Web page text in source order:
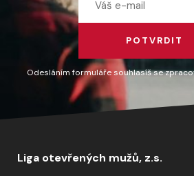
POTVRDIT
Odesláním formuláře souhlasíš se
Liga otevřených mužů, z.s.